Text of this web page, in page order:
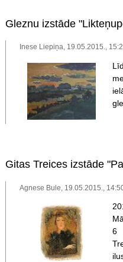
Gleznu izstāde
Inese Liepiņa, 19.05.2015.,
Gitas Treices izstāde
Agnese Bule, 19.05.2015.,
6